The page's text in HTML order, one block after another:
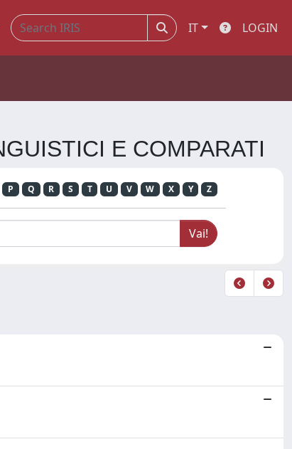
IT LOGIN
E COMPARATI
P Q R S T U V W X Y Z